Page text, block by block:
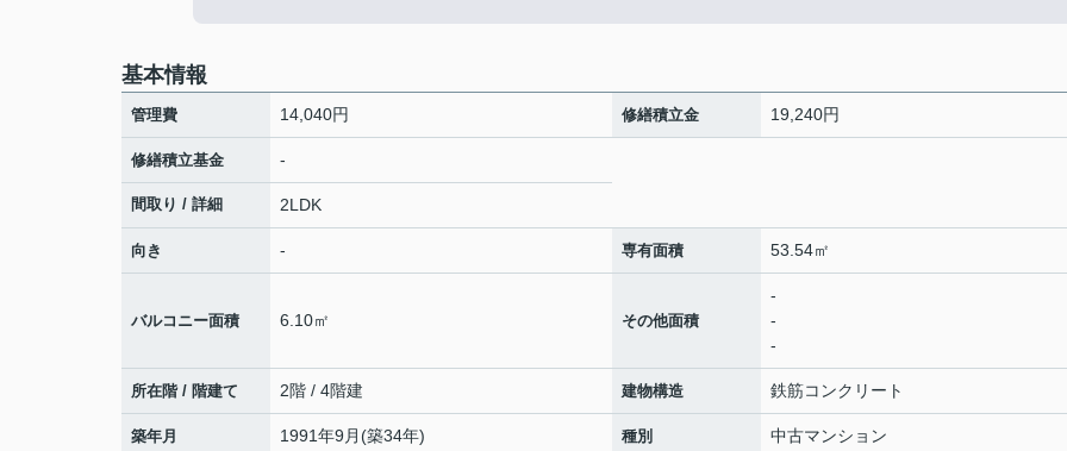
基本情報
管理費 14,040円 修繕積立金 19,240円
修繕積立基金 -
間取り / 詳細 2LDK
向き - 専有面積 53.54㎡
バルコニー面積 6.10㎡ その他面積
-
-
-
所在階 / 階建て 2階 / 4階建 建物構造 鉄筋コンクリート
築年月 1991年9月(築34年) 種別 中古マンション